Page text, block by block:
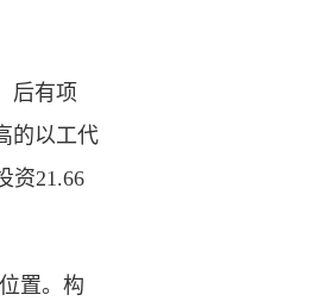
后有项
的以工代
资21.66
置。构